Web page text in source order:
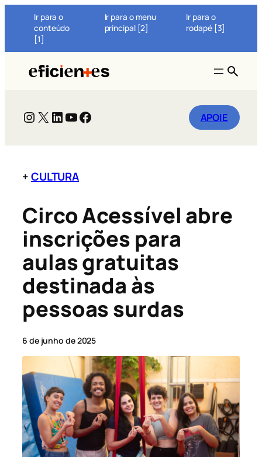
conteúdo
Ir para o
conteúdo
[1]
Ir para o menu
principal [2]
Ir para o
rodapé [3]
Instagram X LinkedIn Youtube Facebook APOIE
+CULTURA
Circo Acessível abre
inscrições para
aulas gratuitas
destinada às
pessoas surdas
6 de junho de 2025